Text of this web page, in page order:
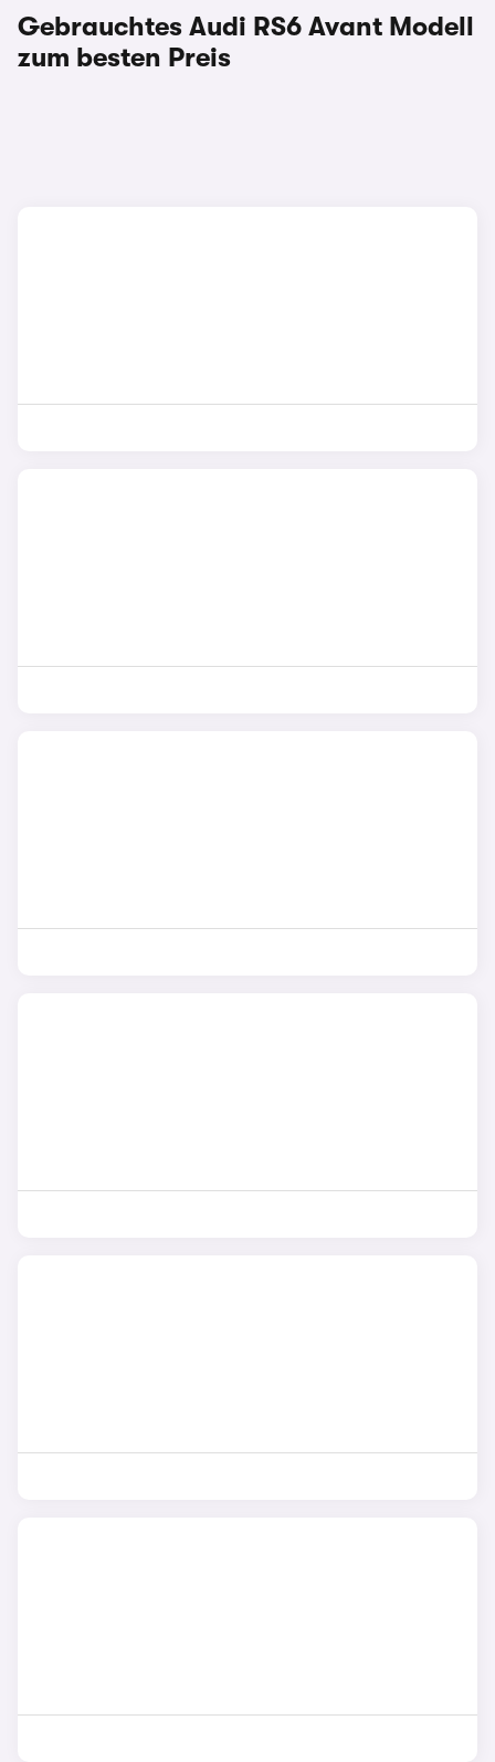
Gebrauchtes Audi RS6 Avant Modell
zum besten Preis